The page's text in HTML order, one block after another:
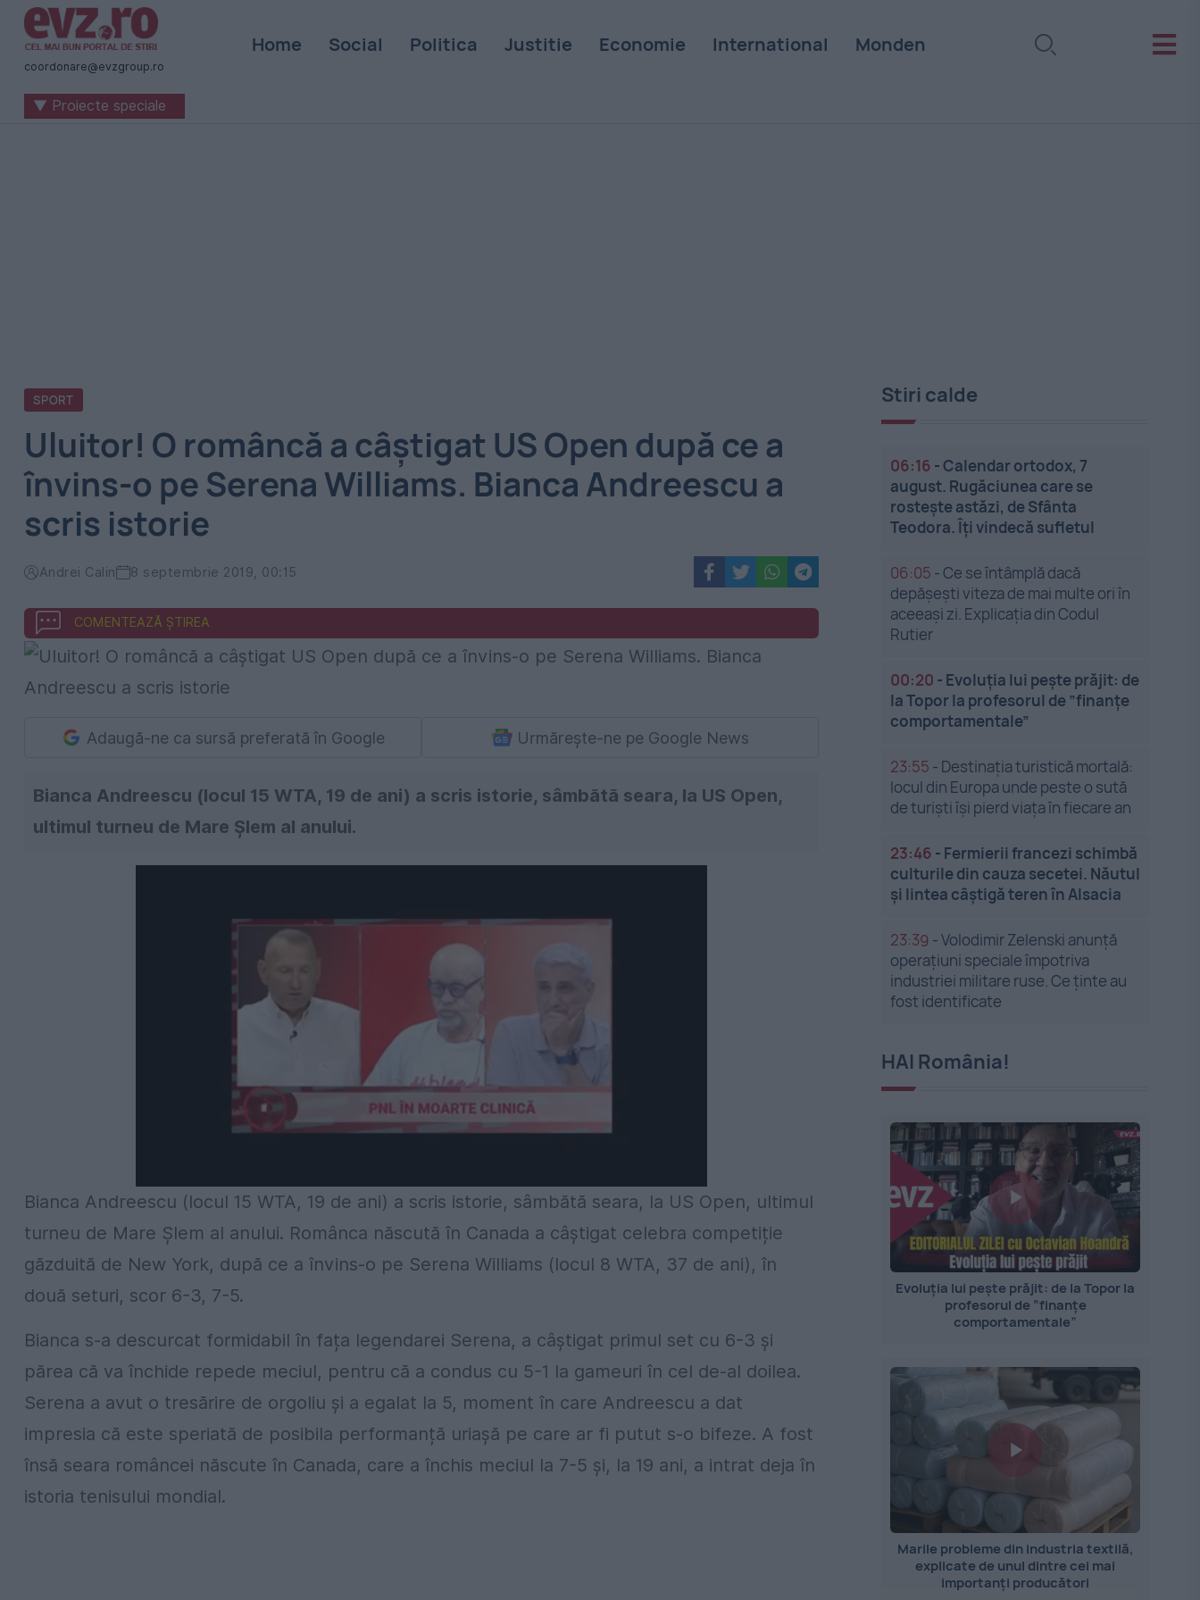
Știri
naționale
internaționale
coordonare@evzgroup.ro
Home Social Politica Justitie Economie International Monden
▼ Proiecte speciale
SPORT
Uluitor! O româncă a câștigat US Open după ce a
învins-o pe Serena Williams. Bianca Andreescu a
scris istorie
Andrei Calin 8 septembrie 2019, 00:15
COMENTEAZĂ ȘTIREA
Adaugă-ne ca sursă preferată în Google Urmărește-ne pe Google News
Bianca Andreescu (locul 15 WTA, 19 de ani) a scris istorie, sâmbătă seara, la US Open,
ultimul turneu de Mare Șlem al anului.
Bianca Andreescu (locul 15 WTA, 19 de ani) a scris istorie, sâmbătă seara, la US Open, ultimul
turneu de Mare Șlem al anului. Românca născută în Canada a câștigat celebra competiție
găzduită de New York, după ce a învins-o pe Serena Williams (locul 8 WTA, 37 de ani), în
două seturi, scor 6-3, 7-5.
Bianca s-a descurcat formidabil în fața legendarei Serena, a câștigat primul set cu 6-3 și
părea că va închide repede meciul, pentru că a condus cu 5-1 la gameuri în cel de-al doilea.
Serena a avut o tresărire de orgoliu și a egalat la 5, moment în care Andreescu a dat
impresia că este speriată de posibila performanță uriașă pe care ar fi putut s-o bifeze. A fost
însă seara româncei născute în Canada, care a închis meciul la 7-5 și, la 19 ani, a intrat deja în
istoria tenisului mondial.
Stiri calde
06:16 -Calendar ortodox, 7
august. Rugăciunea care se
rostește astăzi, de Sfânta
Teodora. Îți vindecă sufletul
06:05 -Ce se întâmplă dacă
depășești viteza de mai multe ori în
aceeași zi. Explicația din Codul
Rutier
00:20 - Evoluția lui pește prăjit: de
la Topor la profesorul de ”finanțe
comportamentale”
23:55 - Destinația turistică mortală:
locul din Europa unde peste o sută
de turiști își pierd viața în fiecare an
23:46 - Fermierii francezi schimbă
culturile din cauza secetei. Năutul
și lintea câștigă teren în Alsacia
23:39 -Volodimir Zelenski anunță
operațiuni speciale împotriva
industriei militare ruse. Ce ținte au
fost identificate
HAI România!
Evoluția lui pește prăjit: de la Topor la
profesorul de ”finanțe
comportamentale”
Marile probleme din industria textilă,
explicate de unul dintre cei mai
importanți producători